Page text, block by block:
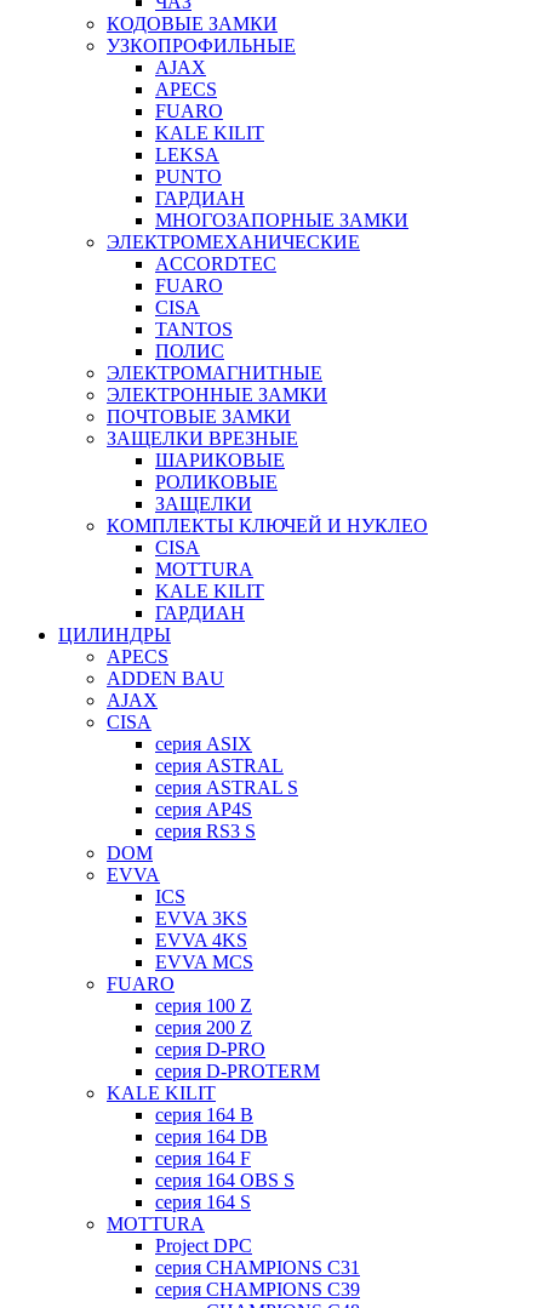
КОДОВЫЕ ЗАМКИ
УЗКОПРОФИЛЬНЫЕ
AJAX
APECS
FUARO
KALE KILIT
LEKSA
PUNTO
ГАРДИАН
МНОГОЗАПОРНЫЕ ЗАМКИ
ЭЛЕКТРОМЕХАНИЧЕСКИЕ
ACCORDTEC
FUARO
CISA
TANTOS
ПОЛИС
ЭЛЕКТРОМАГНИТНЫЕ
ЭЛЕКТРОННЫЕ ЗАМКИ
ПОЧТОВЫЕ ЗАМКИ
ЗАЩЕЛКИ ВРЕЗНЫЕ
ШАРИКОВЫЕ
РОЛИКОВЫЕ
ЗАЩЕЛКИ
КОМПЛЕКТЫ КЛЮЧЕЙ И НУКЛЕО
CISA
MOTTURA
KALE KILIT
ГАРДИАН
ЦИЛИНДРЫ
APECS
ADDEN BAU
AJAX
CISA
серия ASIX
серия ASTRAL
серия ASTRAL S
серия AP4S
серия RS3 S
DOM
EVVA
ICS
EVVA 3KS
EVVA 4KS
EVVA MCS
FUARO
серия 100 Z
серия 200 Z
серия D-PRO
серия D-PROTERM
KALE KILIT
серия 164 B
серия 164 DB
серия 164 F
серия 164 OBS S
серия 164 S
MOTTURA
Project DPC
серия CHAMPIONS C31
серия CHAMPIONS C39